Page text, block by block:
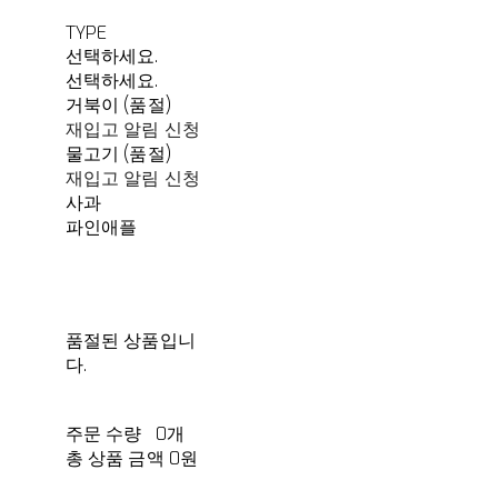
TYPE
선택하세요.
선택하세요.
거북이 (품절)
재입고 알림 신청
물고기 (품절)
재입고 알림 신청
사과
파인애플
품절된 상품입니
다.
주문 수량
0개
총 상품 금액 0원